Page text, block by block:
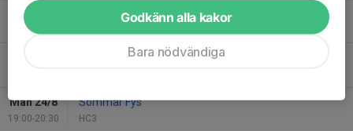
Ons 19/8
19:00-20:30
Sommar Fys
Sommar Fys
Mån 24/8
19:00-20:30
Sommar Fys
HC3
Godkänn alla kakor
Bara nödvändiga